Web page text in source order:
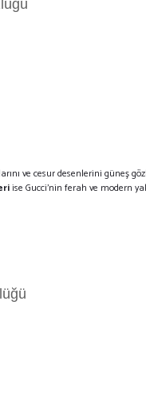
ve cesur desenlerini
ise Gucci'nin ferah ve modern